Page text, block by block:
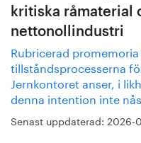
kritiska råmaterial
nettonollindustri
Rubricerad
tillståndsprocesserna
Jernkontoret anser, i
denna intention inte
Senast uppdaterad: 2026-